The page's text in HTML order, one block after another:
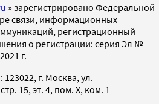
» зарегистрировано Федеральной
связи, информационных
регистрационный
о регистрации: серия Эл №
г.
г. Москва, ул.
15, эт. 4, пом. X, ком. 1